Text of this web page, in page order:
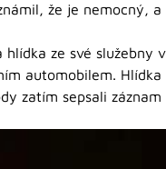
že je nemocný,
ze své služebny
automobilem.
zatím sepsali